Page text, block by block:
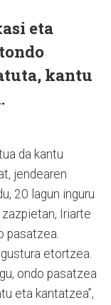
eta
kantu
da kantu
jendearen
20 lagun inguru
Iriarte
pasatzea.
etortzea.
ondo pasatzea
eta kantatzea”,